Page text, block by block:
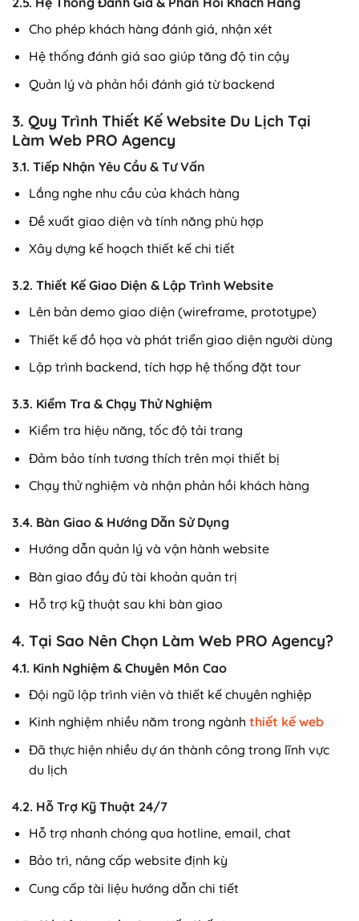
Cho phép khách hàng đánh giá, nhận xét
Hệ thống đánh giá sao giúp tăng độ tin cậy
Quản lý và phản hồi đánh giá từ backend
3. Quy Trình Thiết Kế Website Du Lịch Tại
Làm Web PRO Agency
3.1. Tiếp Nhận Yêu Cầu & Tư Vấn
Lắng nghe nhu cầu của khách hàng
Đề xuất giao diện và tính năng phù hợp
Xây dựng kế hoạch thiết kế chi tiết
3.2. Thiết Kế Giao Diện & Lập Trình Website
Lên bản demo giao diện (wireframe, prototype)
Thiết kế đồ họa và phát triển giao diện người dùng
Lập trình backend, tích hợp hệ thống đặt tour
3.3. Kiểm Tra & Chạy Thử Nghiệm
Kiểm tra hiệu năng, tốc độ tải trang
Đảm bảo tính tương thích trên mọi thiết bị
Chạy thử nghiệm và nhận phản hồi khách hàng
3.4. Bàn Giao & Hướng Dẫn Sử Dụng
Hướng dẫn quản lý và vận hành website
Bàn giao đầy đủ tài khoản quản trị
Hỗ trợ kỹ thuật sau khi bàn giao
4. Tại Sao Nên Chọn Làm Web PRO Agency?
4.1. Kinh Nghiệm & Chuyên Môn Cao
Đội ngũ lập trình viên và thiết kế chuyên nghiệp
Kinh nghiệm nhiều năm trong ngành thiết kế web
Đã thực hiện nhiều dự án thành công trong lĩnh vực
du lịch
4.2. Hỗ Trợ Kỹ Thuật 24/7
Hỗ trợ nhanh chóng qua hotline, email, chat
Bảo trì, nâng cấp website định kỳ
Cung cấp tài liệu hướng dẫn chi tiết